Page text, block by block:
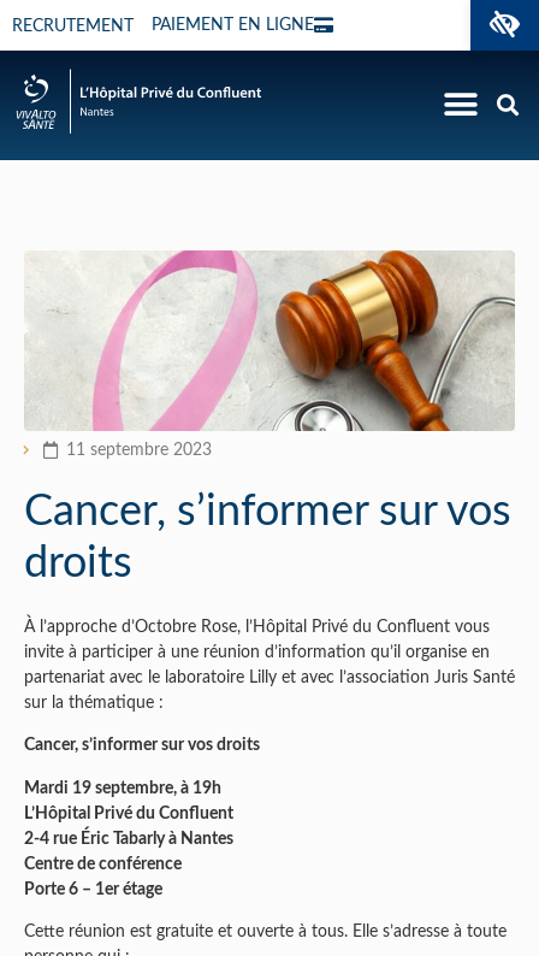
RECRUTEMENT PAIEMENT EN LIGNE
11 septembre 2023
Cancer, s’informer sur vos
droits
À l’approche d’Octobre Rose, l’Hôpital Privé du Confluent vous
invite à participer à une réunion d’information qu’il organise en
partenariat avec le laboratoire Lilly et avec l’association Juris Santé
sur la thématique :
Cancer, s’informer sur vos droits
Mardi 19 septembre, à 19h
L’Hôpital Privé du Confluent
2-4 rue Éric Tabarly à Nantes
Centre de conférence
Porte 6 – 1er étage
Cette réunion est gratuite et ouverte à tous. Elle s’adresse à toute